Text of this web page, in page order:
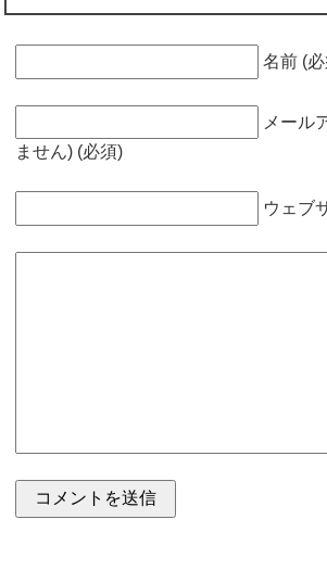
名前 (
メール
ません) (必須)
ウェブ